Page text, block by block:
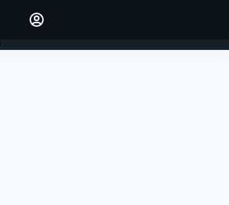
INICIAR SESIÓN